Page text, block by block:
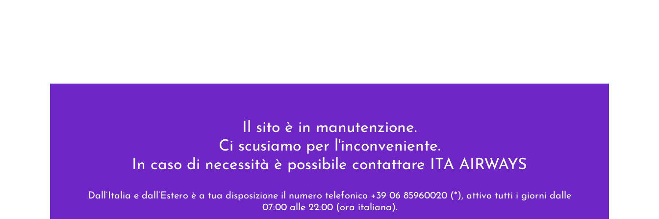
Il sito è in manutenzione.
Ci scusiamo per l'inconveniente.
In caso di necessità è possibile contattare ITA AIRWAYS
Dall’Italia e dall’Estero è a tua disposizione il numero telefonico +39 06 85960020 (*), attivo tutti i giorni dalle
07:00 alle 22:00 (ora italiana).